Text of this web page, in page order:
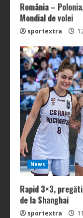
România –
Mondial de volei
sportextra
News
Rapid 3×3,
de la Shanghai
sportextra